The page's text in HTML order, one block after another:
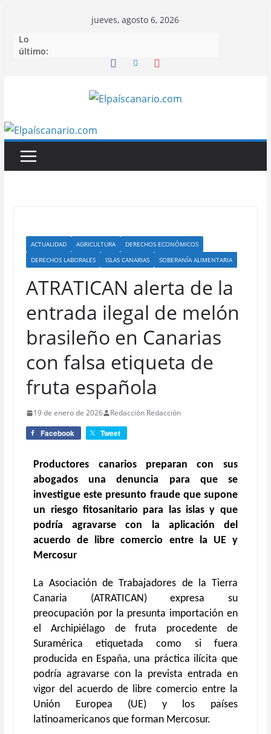
contenido
jueves, agosto 6, 2026
Lo
último:
ACTUALIDAD AGRICULTURA
DERECHOS ECONÓMICOS
DERECHOS LABORALES
ISLAS CANARIAS SOBERANÍA ALIMENTARIA
ATRATICAN alerta de la
entrada ilegal de melón
brasileño en Canarias
con falsa etiqueta de
fruta española
19 de enero de 2026 Redacción Redacción
Facebook Tweet
Productores canarios preparan con sus
abogados una denuncia para que se
investigue este presunto fraude que supone
un riesgo fitosanitario para las islas y que
podría agravarse con la aplicación del
acuerdo de libre comercio entre la UE y
Mercosur
La Asociación de Trabajadores de la Tierra
Canaria (ATRATICAN) expresa su
preocupación por la presunta importación en
el Archipiélago de fruta procedente de
Suramérica etiquetada como si fuera
producida en España, una práctica ilícita que
podría agravarse con la prevista entrada en
vigor del acuerdo de libre comercio entre la
Unión Europea (UE) y los países
latinoamericanos que forman Mercosur.